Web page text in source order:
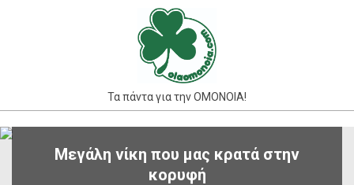
Τα πάντα για την ΟΜΟΝΟΙΑ!
Primary
Μεγάλη νίκη που μας κρατά στην
κορυφή